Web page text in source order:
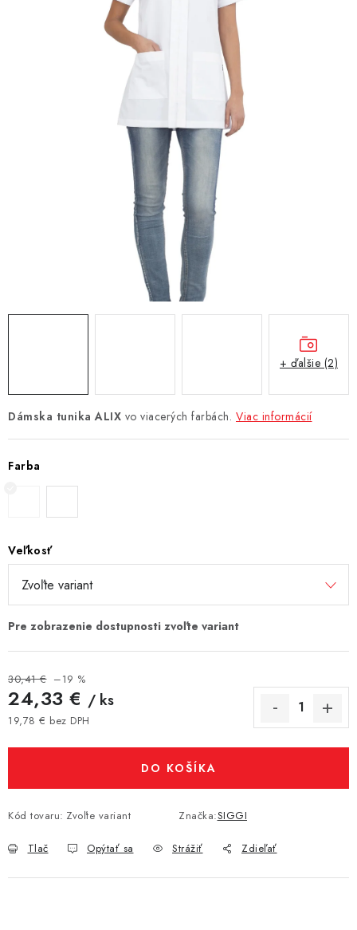
Pre firmy
Doprava, platba a zľavy
Potlač lôg
Formulár na výmenu tovaru
Kto sme
Reklamačný poriadok
Formulár na vrátenie tovaru /odstúpenie od zmluvy
Zásady ochrany osobných údajov
Pravidlá a nastavenia cookies
Moja objednávka
Dámska tunika ALIX vo viacerých farbách. Viac informácií
Farba
Veľkosť
30,41 € –19 %
24,33 € / ks
19,78 € bez DPH
DO KOŠÍKA
Kód tovaru: Zvoľte variant Značka:SIGGI
Tlač Opýtať sa Strážiť Zdieľať
+ ďalšie (2)